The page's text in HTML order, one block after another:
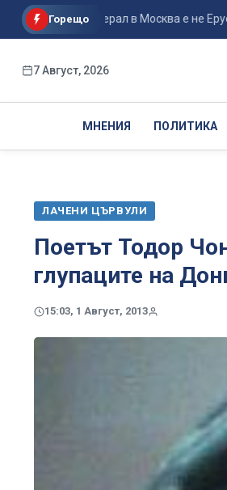
Горещо
генерал в Москва е не Ерусалимов,
7 Август, 2026
МНЕНИЯ ПОЛИТИКА
ЛАЧЕНИ ЦЪРВУЛИ
Поетът Тодор
глупаците на
15:03, 1 Август, 2013